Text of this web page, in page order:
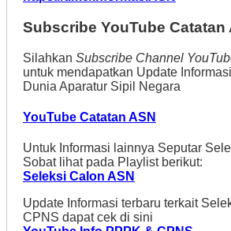
Subscribe YouTube Catatan
Silahkan Subscribe Channel
untuk mendapatkan Update
Dunia Aparatur Sipil Negara
YouTube Catatan ASN
Untuk Informasi lainnya Seputar
Sobat lihat pada Playlist berikut:
Seleksi Calon ASN
Update Informasi terbaru terkait
CPNS dapat cek di sini